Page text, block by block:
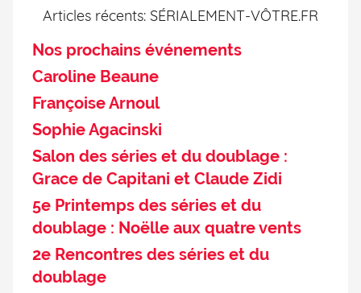
Articles récents: SÉRIALEMENT-VÔTRE.FR
Nos prochains événements
Caroline Beaune
Françoise Arnoul
Sophie Agacinski
Salon des séries et du doublage :
Grace de Capitani et Claude Zidi
5e Printemps des séries et du
doublage : Noëlle aux quatre vents
2e Rencontres des séries et du
doublage